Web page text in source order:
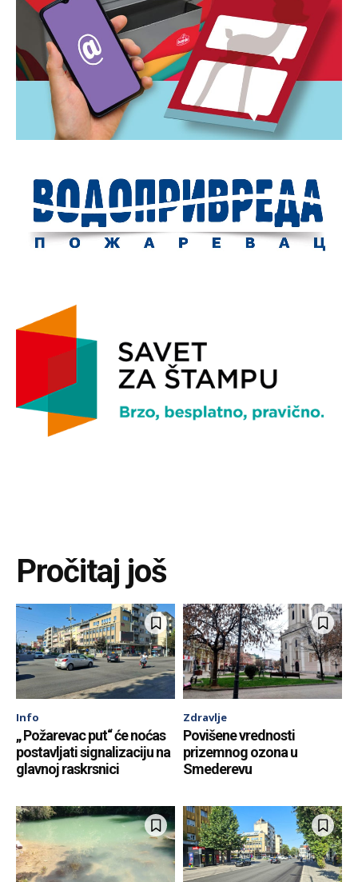
Pročitaj još
Info
„ Požarevac put“ će noćas
postavljati signalizaciju na
glavnoj raskrsnici
Zdravlje
Povišene vrednosti
prizemnog ozona u
Smederevu